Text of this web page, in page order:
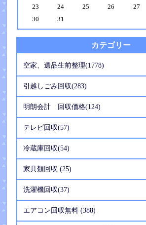
23
24 25 26 27
30
31
カテゴリー
空家、遺品生前整理(1778)
引越しごみ回収(283)
明朗会計 回収価格(124)
テレビ回収(57)
冷蔵庫回収(54)
家具類回収 (25)
洗濯機回収(37)
エアコン回収無料 (388)